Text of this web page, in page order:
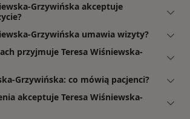
Grzywińska akceptuje
Grzywińska umawia wizyty?
przyjmuje Teresa Wiśniewska-
Grzywińska: co mówią pacjenci?
akceptuje Teresa Wiśniewska-